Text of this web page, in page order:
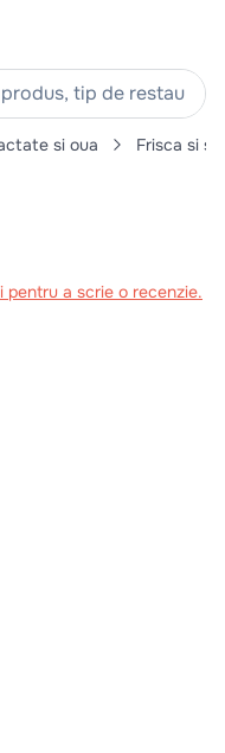
tip de restaurant,
si oua Frisca si
a scrie o recenzie.